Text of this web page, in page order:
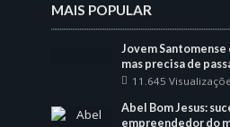
MAIS POPULAR
Jovem Santomense
mas precisa de
11.645
Abel Bom Jesus:
empreendedor do